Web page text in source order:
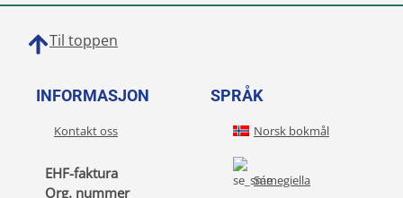
Til toppen
INFORMASJON
Kontakt oss
EHF-faktura
Org. nummer
SPRÅK
Norsk bokmål
Sámegiella